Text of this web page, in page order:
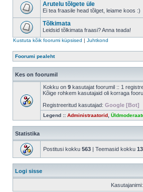
Arutelu tõlgete üle
Ei tea fraasile head tõlget, leiame koos :)
Tõlkimata
Leidsid tõlkimata fraasi? Anna teada!
Kustuta kõik foorumi küpsised | Juhtkond
Foorumi pealeht
Kes on foorumil
Kokku on 9 kasutajat foorumil :: 1
Kõige rohkem kasutajaid oli korraga
Registreeritud kasutajad: Google [Bot]
Legend :: Administraatorid
Statistika
Postitusi kokku 563 | Teemasid kokku
Logi sisse
Kasutajanimi: